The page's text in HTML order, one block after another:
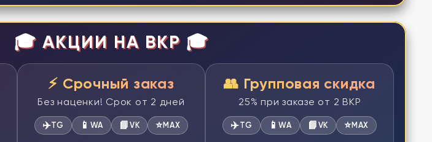
🎓 АКЦИИ НА ВКР 🎓
⚡ Срочный заказ
Без наценки! Срок от 2 дней
✈️TG 📱 WA 📘 VK ⭐MAX
👥 Групповая скидка
25% при заказе от 2 ВКР
✈️TG 📱WA 📘 VK ⭐MAX